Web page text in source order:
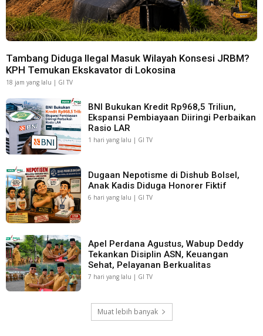
Tambang Diduga Ilegal Masuk Wilayah Konsesi JRBM?
KPH Temukan Ekskavator di Lokosina
18 jam yang lalu | GI TV
BNI Bukukan Kredit Rp968,5 Triliun,
Ekspansi Pembiayaan Diiringi Perbaikan
Rasio LAR
1 hari yang lalu | GI TV
Dugaan Nepotisme di Dishub Bolsel,
Anak Kadis Diduga Honorer Fiktif
6 hari yang lalu | GI TV
Apel Perdana Agustus, Wabup Deddy
Tekankan Disiplin ASN, Keuangan
Sehat, Pelayanan Berkualitas
7 hari yang lalu | GI TV
Muat lebih banyak